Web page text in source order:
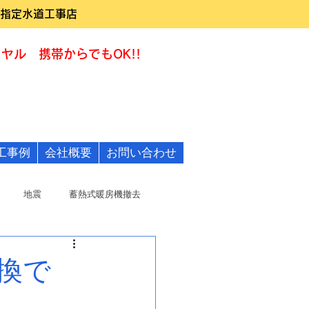
定水道工事店
ヤル 携帯からでもOK!!
事例 会社概要 お問い合わせ
地震 蓄熱式暖房機撤去
で